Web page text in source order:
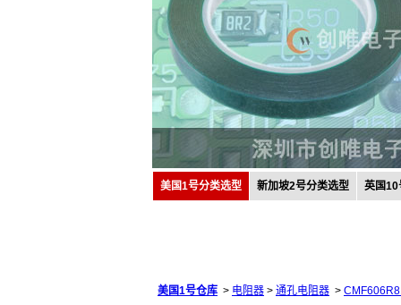
美国1号分类选型 新加坡2号分类选型 英国10
美国1号仓库 > 电阻器 > 通孔电阻器 >